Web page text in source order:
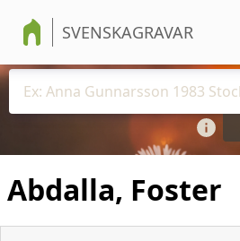
SVENSKAGRAVAR
Abdalla, Foster